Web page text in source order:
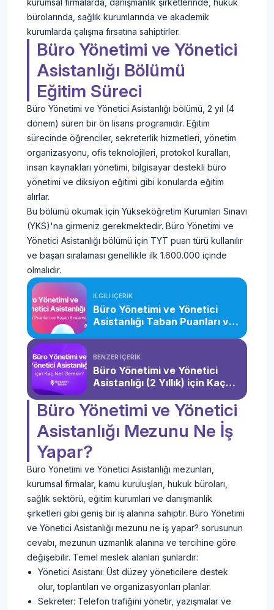
kurumsal firmalarda, danışmanlık şirketlerinde, hukuk
bürolarında, sağlık kurumlarında ve akademik
kurumlarda çalışma fırsatına sahiptirler.
Büro Yönetimi ve Yönetici
Asistanlığı Bölümü
Eğitim Süreci
Büro Yönetimi ve Yönetici Asistanlığı bölümü, 2 yıl (4
dönem) süren bir ön lisans programıdır. Eğitim
sürecinde öğrenciler, sekreterlik hizmetleri, yönetim
organizasyonu, ofis teknolojileri, protokol kuralları,
insan kaynakları yönetimi, bilgisayar destekli büro
yönetimi ve diksiyon eğitimi gibi konularda eğitim
alırlar.
Bu bölümü okumak için Yükseköğretim Kurumları Sınavı
(YKS)'na girmeniz gerekmektedir. Büro Yönetimi ve
Yönetici Asistanlığı bölümü için TYT puan türü kullanılır
ve başarı sıralaması genellikle ilk 1.600.000 içinde
olmalıdır.
İLGİLİ İÇERİK
Büro Yönetimi ve Yönetici
Asistanlığı Taban Puanları ve
BENZER İÇERİK
Büro Yönetimi ve Yönetici
Asistanlığı (2 Yıllık) için Kaç
Büro Yönetimi ve Yönetici
Asistanlığı Mezunu Ne İş
Yapar?
Büro Yönetimi ve Yönetici Asistanlığı mezunları,
kurumsal firmalar, kamu kuruluşları, hukuk büroları,
sağlık sektörü, eğitim kurumları ve danışmanlık
şirketleri gibi geniş bir iş alanına sahiptir. Büro Yönetimi
ve Yönetici Asistanlığı mezunu ne iş yapar? sorusunun
cevabı, mezunun uzmanlık alanına ve tercihine göre
değişebilir. Temel meslek alanları şunlardır:
Yönetici Asistanı: Üst düzey yöneticilere destek
olur, toplantıları ve organizasyonları planlar.
Sekreter: Telefon trafiğini yönetir, yazışmalar ve